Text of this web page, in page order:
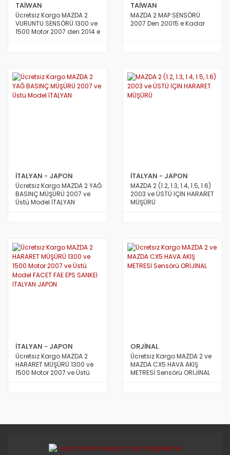
TAİWAN
Ücretsiz Kargo MAZDA 2
VURUNTU SENSÖRÜ 1300 ve
1500 Motor 2007 den 2014 e
TAİWAN
MAZDA 2 MAP SENSÖRÜ
2007 Den 20015 e Kadar
İTALYAN - JAPON
Ücretsiz Kargo MAZDA 2 YAĞ
BASINÇ MÜŞÜRÜ 2007 ve
Üstü Model İTALYAN
İTALYAN - JAPON
MAZDA 2 (1.2, 1.3, 1.4, 1.5, 1.6)
2003 ve ÜSTÜ İÇİN HARARET
MÜŞÜRÜ
İTALYAN - JAPON
Ücretsiz Kargo MAZDA 2
HARARET MÜŞÜRÜ 1300 ve
1500 Motor 2007 ve Üstü
ORJİNAL
Ücretsiz Kargo MAZDA 2 ve
MAZDA CX5 HAVA AKIŞ
METRESİ Sensörü ORİJİNAL